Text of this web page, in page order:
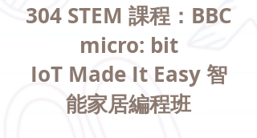
304 STEM 課程：BBC
micro: bit
IoT Made It Easy 智
能家居編程班